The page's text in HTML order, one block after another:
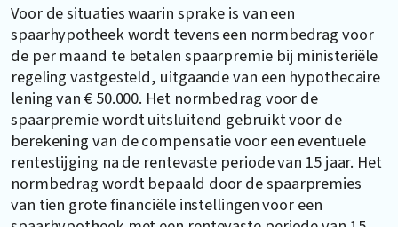
Voor de situaties waarin sprake is van een
spaarhypotheek wordt tevens een normbedrag voor
de per maand te betalen spaarpremie bij ministeriële
regeling vastgesteld, uitgaande van een hypothecaire
lening van € 50.000. Het normbedrag voor de
spaarpremie wordt uitsluitend gebruikt voor de
berekening van de compensatie voor een eventuele
rentestijging na de rentevaste periode van 15 jaar. Het
normbedrag wordt bepaald door de spaarpremies
van tien grote financiële instellingen voor een